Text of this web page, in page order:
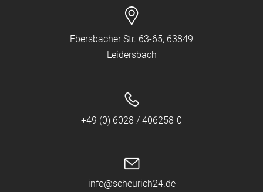
Ebersbacher Str. 63-65, 63849
Leidersbach
+49 (0) 6028 / 406258-0
info@scheurich24.de